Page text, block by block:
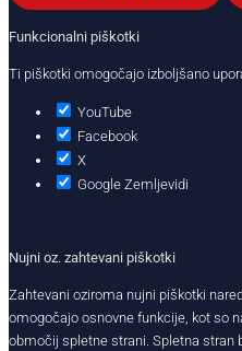
Funkcionalni piškotki
Ti piškotki omogočajo izboljšano
YouTube
Facebook
X
Google Zemljevidi
Nujni oz. zahtevani piškotki
Zahtevani oziroma nujni piškotki
omogočajo osnovne funkcije, kot so
območij spletne strani. Spletna stran